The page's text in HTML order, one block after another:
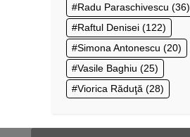
Radu Paraschivescu (36)
Raftul Denisei (122)
Simona Antonescu (20)
Vasile Baghiu (25)
Viorica Răduţă (28)